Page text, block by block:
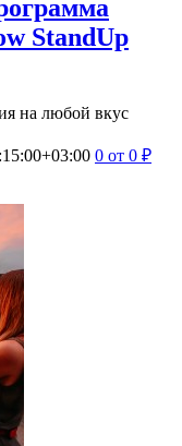
StandUp
на любой вкус
0 от 0 ₽